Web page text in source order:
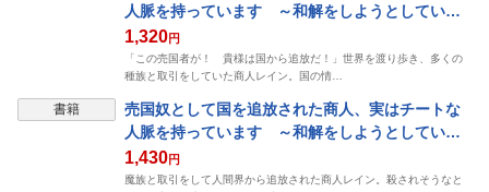
人脈を持っています ～和解をしようとしている
がもう遅い。竜姫、魔王、吸血姫たちが怒って一
斉に攻撃を始めてしまいました～【特典SS付】
1,320円
「この売国者が！ 貴様は国から追放だ！」世界を渡り歩き、多くの
種族と取引をしていた商人レイン。国の情…
書籍
売国奴として国を追放された商人、実はチートな
人脈を持っています ～和解をしようとしている
がもう遅い。竜姫、魔王、吸血姫たちが怒って一
斉に攻撃を始めてしまいました～: 2【特典SS付】
1,430円
魔族と取引をして人間界から追放された商人レイン。殺されそうなと